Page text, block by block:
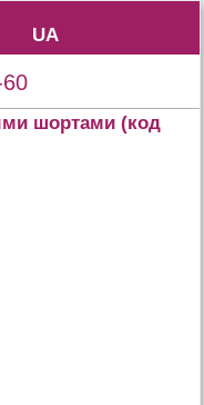
UA
UA
шортами (код